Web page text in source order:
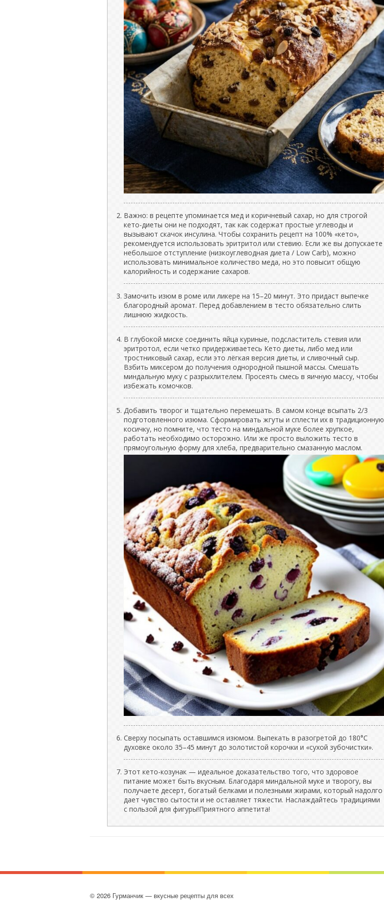
Важно: в рецепте упоминается мед и коричневый сахар, но для строгой
кето-диеты они не подходят, так как содержат простые углеводы и
вызывают скачок инсулина. Чтобы сохранить рецепт на 100% «кето»,
рекомендуется использовать эритритол или стевию. Если же вы допускаете
небольшое отступление (низкоуглеводная диета / Low Carb), можно
использовать минимальное количество меда, но это повысит общую
калорийность и содержание сахаров.
Замочить изюм в роме или ликере на 15–20 минут. Это придаст выпечке
благородный аромат. Перед добавлением в тесто обязательно слить
лишнюю жидкость.
В глубокой миске соединить яйца куриные, подсластитель стевия или
эритротол, если четко придерживаетесь Кето диеты, либо мед или
тростниковый сахар, если это лёгкая версия диеты, и сливочный сыр.
Взбить миксером до получения однородной пышной массы. Смешать
миндальную муку с разрыхлителем. Просеять смесь в яичную массу, чтобы
избежать комочков.
Добавить творог и тщательно перемешать. В самом конце всыпать 2/3
подготовленного изюма. Сформировать жгуты и сплести их в традиционную
косичку, но помните, что тесто на миндальной муке более хрупкое,
работать необходимо осторожно. Или же просто выложить тесто в
прямоугольную форму для хлеба, предварительно смазанную маслом.
Сверху посыпать оставшимся изюмом. Выпекать в разогретой до 180°C
духовке около 35–45 минут до золотистой корочки и «сухой зубочистки».
Этот кето-козунак — идеальное доказательство того, что здоровое
питание может быть вкусным. Благодаря миндальной муке и творогу, вы
получаете десерт, богатый белками и полезными жирами, который надолго
дает чувство сытости и не оставляет тяжести. Наслаждайтесь традициями
с пользой для фигуры!Приятного аппетита!
© 2026 Гурманчик — вкусные рецепты для всех